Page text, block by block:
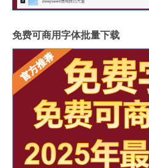
免费可商用字体批量下载